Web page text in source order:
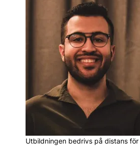
Utbildningen bedrivs på distans